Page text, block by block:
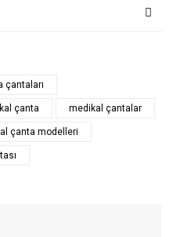
çantaları
çanta medikal çantalar
çanta modelleri